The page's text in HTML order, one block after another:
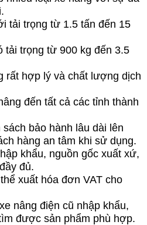
tải trọng từ 1.5 tấn đến 15
tải trọng từ 900 kg đến 3.5
rất hợp lý và chất lượng dịch
đến tất cả các tỉnh thành
bảo hành lâu dài lên
hàng an tâm khi sử dụng.
khẩu, nguồn gốc xuất xứ,
đủ.
xuất hóa đơn VAT cho
nâng điện cũ nhập khẩu,
được sản phẩm phù hợp.